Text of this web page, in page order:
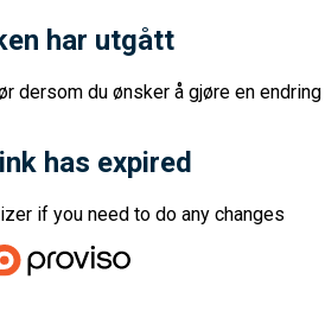
har utgått
dersom du ønsker å gjøre en endring
has expired
if you need to do any changes